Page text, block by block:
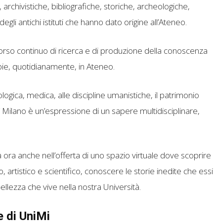
bibliografiche, storiche, archeologiche,
antichi istituti che hanno dato origine all’Ateneo.
continuo di ricerca e di produzione della conoscenza
quotidianamente, in Ateneo.
medica, alle discipline umanistiche, il patrimonio
è un’espressione di un sapere multidisciplinare,
ora anche nell’offerta di uno spazio virtuale dove scoprire
artistico e scientifico, conoscere le storie inedite che essi
che vive nella nostra Università.
di UniMi